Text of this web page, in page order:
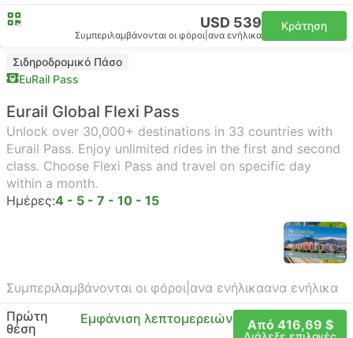
USD 539
Συμπεριλαμβάνονται οι φόροι ανα ενήλικα
Κράτηση
Σιδηροδρομικό Πάσο
EuRail Pass
Eurail Global Flexi Pass
Unlock over 30,000+ destinations in 33 countries with
Eurail Pass. Enjoy unlimited rides in the first and second
class. Choose Flexi Pass and travel on specific day
within a month.
Ημέρες:4 - 5 - 7 - 10 - 15
Συμπεριλαμβάνονται οι φόροι ανα ενήλικαανα ενήλικα
Πρώτη
θέση
Εμφάνιση λεπτομερειών Από 416,69 $